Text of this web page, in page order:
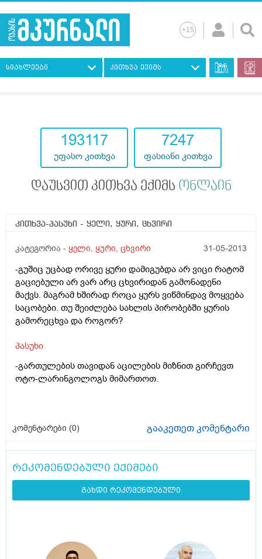
სიახლეები კითხვა ექიმს
193117
უფასო კითხვა
7247
ფასიანი კითხვა
დაუსვით კითხვა ექიმს ონლაინ
კითხვა-პასუხი - ყელი, ყური, ცხვირი
კატეგორია - ყელი, ყური, ცხვირი 31-05-2013
-გუშიც უცბად ორივე ყური დამიგუბდა არ ვიცი რატომ
გაციებული არ ვარ არც ცხვირიდან გამონადენი
მაქვს. მაგრამ ხშირად როცა ყურს ვიწმინდავ მოყვება
საცობები. თუ შეიძლება სახლის პირობებში ყურის
გამორეცხვა და როგორ?
პასუხი
-გართულების თავიდან აცილების მიზნით გირჩევთ
ოტო-ლარინგოლოგს მიმართოთ.
კომენტარები (0) გააკეთეთ კომენტარი
რეკომენდებული ექიმები
გახდი რეკომენდებული